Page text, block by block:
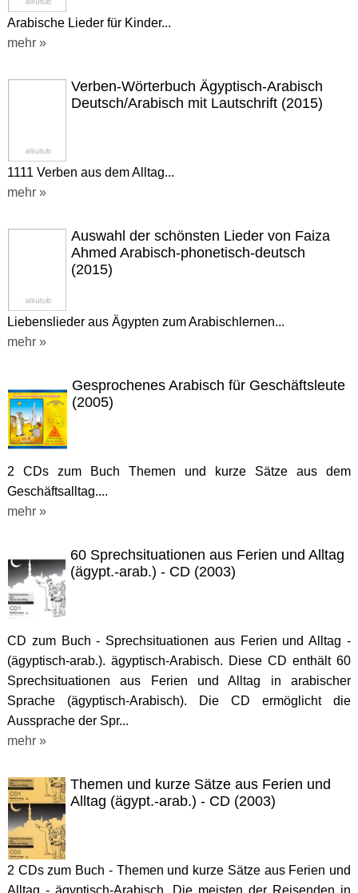
Arabische Lieder für Kinder...
mehr »
Verben-Wörterbuch Ägyptisch-Arabisch
Deutsch/Arabisch mit Lautschrift (2015)
1111 Verben aus dem Alltag...
mehr »
Auswahl der schönsten Lieder von Faiza
Ahmed Arabisch-phonetisch-deutsch
(2015)
Liebenslieder aus Ägypten zum Arabischlernen...
mehr »
Gesprochenes Arabisch für Geschäftsleute
(2005)
2 CDs zum Buch Themen und kurze Sätze aus dem
Geschäftsalltag....
mehr »
60 Sprechsituationen aus Ferien und Alltag
(ägypt.-arab.) - CD (2003)
CD zum Buch - Sprechsituationen aus Ferien und Alltag -
(ägyptisch-arab.). ägyptisch-Arabisch. Diese CD enthält 60
Sprechsituationen aus Ferien und Alltag in arabischer
Sprache (ägyptisch-Arabisch). Die CD ermöglicht die
Aussprache der Spr...
mehr »
Themen und kurze Sätze aus Ferien und
Alltag (ägypt.-arab.) - CD (2003)
2 CDs zum Buch - Themen und kurze Sätze aus Ferien und
Alltag - ägyptisch-Arabisch. Die meisten der Reisenden in